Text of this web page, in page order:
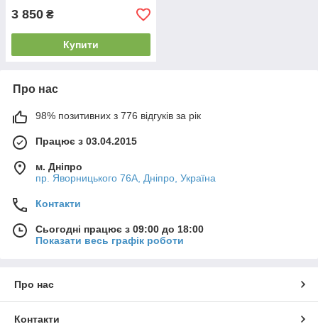
3 850 ₴
Купити
Про нас
98% позитивних з 776 відгуків за рік
Працює з 03.04.2015
м. Дніпро
пр. Яворницького 76А, Дніпро, Україна
Контакти
Сьогодні працює з 09:00 до 18:00
Показати весь графік роботи
Про нас
Контакти